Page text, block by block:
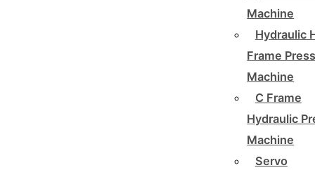
Machine
Hydraulic
Frame
Machine
C Frame
Hydraulic
Machine
Servo